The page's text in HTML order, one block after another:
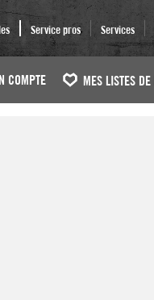
Service pros Services
COMPTE MES LISTES DE